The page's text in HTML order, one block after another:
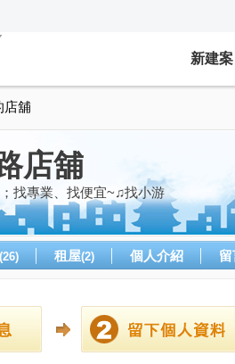
新建案
店舖
店舖
找專業、找便宜~♫找小游
(26) 租屋(2) 個人介紹